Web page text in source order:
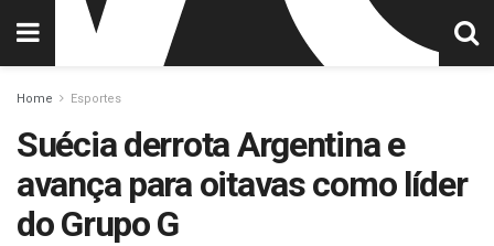
Home Esportes
Suécia derrota Argentina e
avança para oitavas como líder
do Grupo G